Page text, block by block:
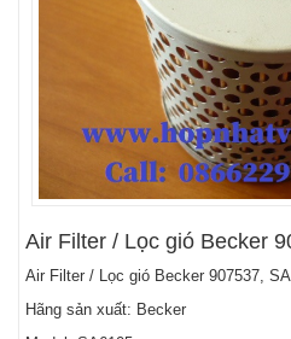
Air Filter / Lọc gió Becker
Air Filter / Lọc gió Becker 907537,
Hãng sản xuất: Becker